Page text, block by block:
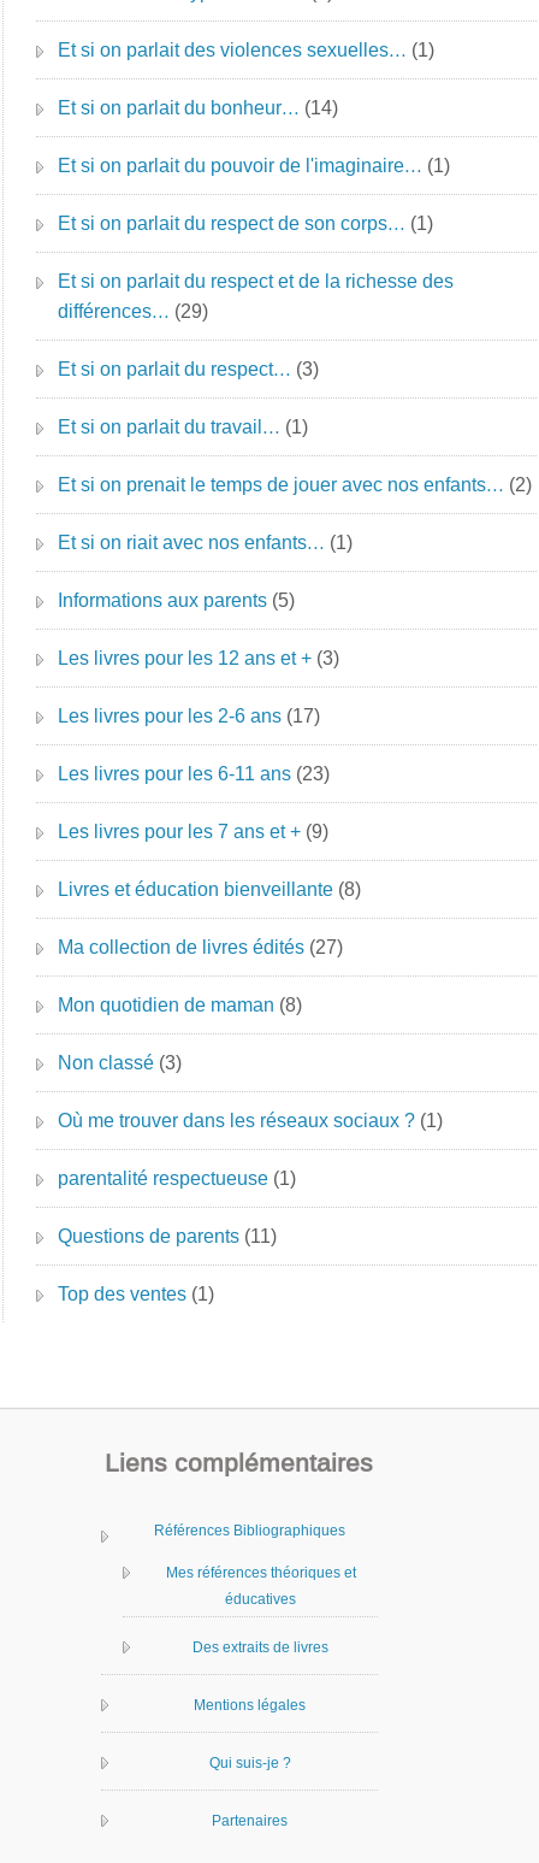
Et si on parlait des violences sexuelles… (1)
Et si on parlait du bonheur… (14)
Et si on parlait du pouvoir de l'imaginaire… (1)
Et si on parlait du respect de son corps… (1)
Et si on parlait du respect et de la richesse des
différences… (29)
Et si on parlait du respect… (3)
Et si on parlait du travail… (1)
Et si on prenait le temps de jouer avec nos enfants… (2)
Et si on riait avec nos enfants… (1)
Informations aux parents (5)
Les livres pour les 12 ans et + (3)
Les livres pour les 2-6 ans (17)
Les livres pour les 6-11 ans (23)
Les livres pour les 7 ans et + (9)
Livres et éducation bienveillante (8)
Ma collection de livres édités (27)
Mon quotidien de maman (8)
Non classé (3)
Où me trouver dans les réseaux sociaux ? (1)
parentalité respectueuse (1)
Questions de parents (11)
Top des ventes (1)
Liens complémentaires
Références Bibliographiques
Mes références théoriques et
éducatives
Des extraits de livres
Mentions légales
Qui suis-je ?
Partenaires